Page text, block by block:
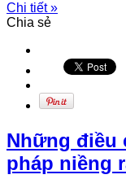
Chi tiết »
Chia sẻ
Những điều
pháp niềng